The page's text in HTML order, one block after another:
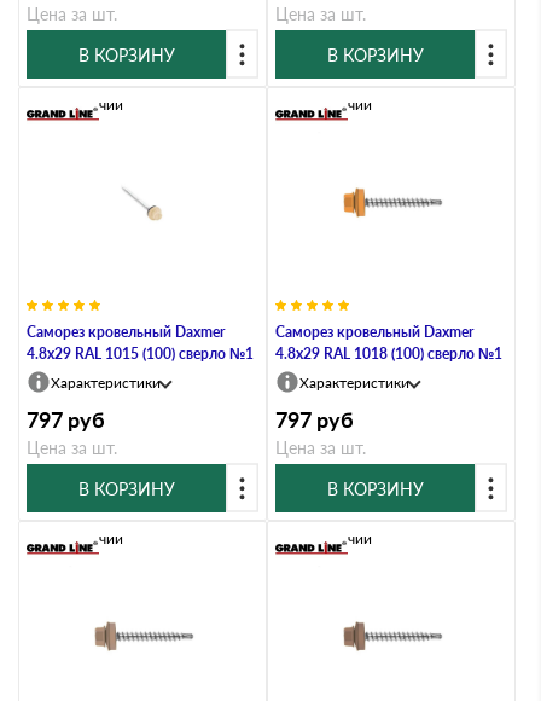
Цена за шт.
В КОРЗИНУ
Цена за шт.
В КОРЗИНУ
Саморез кровельный Daxmer
4.8х29 RAL 1015 (100) сверло №1
В наличии
Характеристики
797 руб
Цена за шт.
В КОРЗИНУ
Саморез кровельный Daxmer
4.8х29 RAL 1018 (100) сверло №1
В наличии
Характеристики
797 руб
Цена за шт.
В КОРЗИНУ
В наличии В наличии